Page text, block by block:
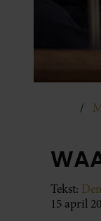
Tekst:
15 april